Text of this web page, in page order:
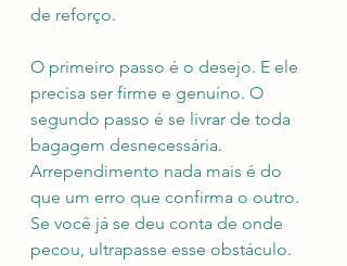
de reforço.
O primeiro passo é o desejo. E ele
precisa ser firme e genuíno. O
segundo passo é se livrar de toda
bagagem desnecessária.
Arrependimento nada mais é do
que um erro que confirma o outro.
Se você já se deu conta de onde
pecou, ultrapasse esse obstáculo.